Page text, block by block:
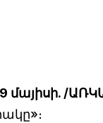
մայիսի. /